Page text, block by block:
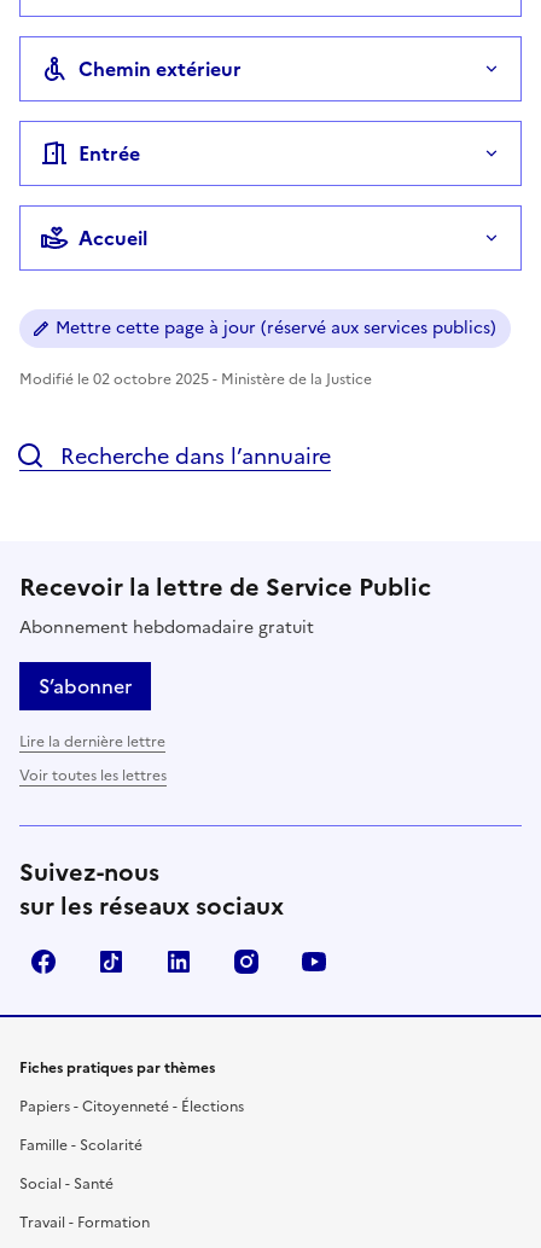
Chemin extérieur
Entrée
Accueil
Mettre cette page à jour (réservé aux services publics)
Modifié le 02 octobre 2025 - Ministère de la Justice
Recherche dans l’annuaire
Recevoir la lettre de Service Public
Abonnement hebdomadaire gratuit
S’abonner
Lire la dernière lettre
Voir toutes les lettres
Suivez-nous
sur les réseaux sociaux
FacebookTikTok LinkedIn Instagram
Fiches pratiques par thèmes
Papiers - Citoyenneté - Élections
Famille - Scolarité
Social - Santé
Travail - Formation